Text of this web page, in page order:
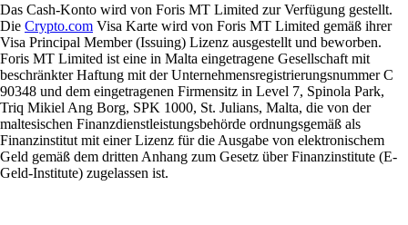
Das Cash-Konto wird von Foris MT Limited zur Verfügung gestellt.
Die Crypto.com Visa Karte wird von Foris MT Limited gemäß ihrer
Visa Principal Member (Issuing) Lizenz ausgestellt und beworben.
Foris MT Limited ist eine in Malta eingetragene Gesellschaft mit
beschränkter Haftung mit der Unternehmensregistrierungsnummer C
90348 und dem eingetragenen Firmensitz in Level 7, Spinola Park,
Triq Mikiel Ang Borg, SPK 1000, St. Julians, Malta, die von der
maltesischen Finanzdienstleistungsbehörde ordnungsgemäß als
Finanzinstitut mit einer Lizenz für die Ausgabe von elektronischem
Geld gemäß dem dritten Anhang zum Gesetz über Finanzinstitute (E-
Geld-Institute) zugelassen ist.